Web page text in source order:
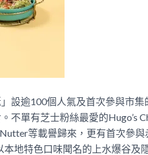
」設逾100個人氣及首次參與市
不單有芝士粉絲最愛的Hugo’s
等載譽歸來，更有首次參
本地特色口味聞名的上水爆谷及